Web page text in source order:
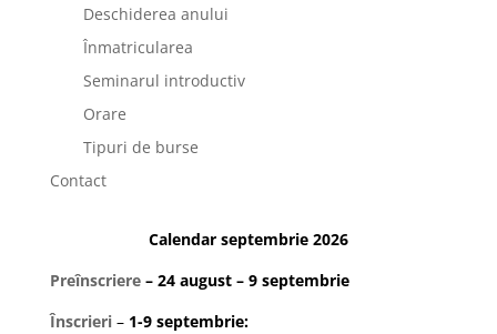
Deschiderea anului
Înmatricularea
Seminarul introductiv
Orare
Tipuri de burse
Contact
Calendar septembrie 2026
Preînscriere– 24 august – 9 septembrie
Înscrieri – 1-9 septembrie: